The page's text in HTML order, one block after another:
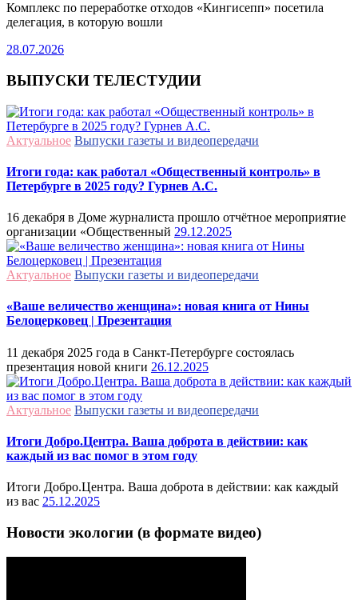
Комплекс по переработке отходов «Кингисепп» посетила
делегация, в которую вошли
28.07.2026
ВЫПУСКИ ТЕЛЕСТУДИИ
Актуальное Выпуски газеты и видеопередачи
Итоги года: как работал «Общественный контроль» в
Петербурге в 2025 году? Гурнев А.С.
16 декабря в Доме журналиста прошло отчётное мероприятие
организации «Общественный 29.12.2025
Актуальное Выпуски газеты и видеопередачи
«Ваше величество женщина»: новая книга от Нины
Белоцерковец | Презентация
11 декабря 2025 года в Санкт-Петербурге состоялась
презентация новой книги 26.12.2025
Актуальное Выпуски газеты и видеопередачи
Итоги Добро.Центра. Ваша доброта в действии: как
каждый из вас помог в этом году
Итоги Добро.Центра. Ваша доброта в действии: как каждый
из вас 25.12.2025
Новости экологии (в формате видео)